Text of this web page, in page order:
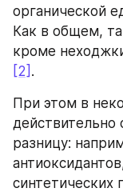
органической
Как в общем,
[2] .
При этом в
разницу:
синтетических